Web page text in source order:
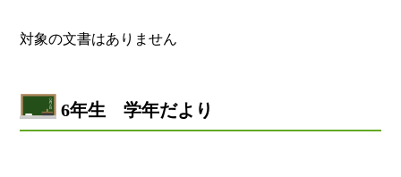
対象の文書はありません
6年生 学年だより